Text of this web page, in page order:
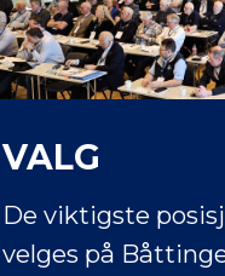
VALG
De viktigste
velges på